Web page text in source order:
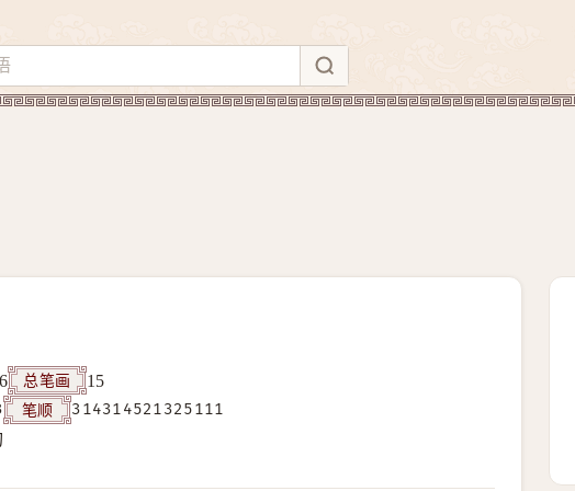
6 总笔画
15
笔顺
314314521325111